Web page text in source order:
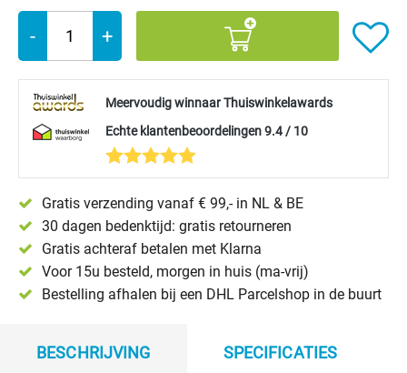
- +
Meervoudig winnaar Thuiswinkelawards
Echte klantenbeoordelingen 9.4 / 10
Gratis verzending vanaf € 99,- in NL & BE
30 dagen bedenktijd: gratis retourneren
Gratis achteraf betalen met Klarna
Voor 15u besteld, morgen in huis (ma-vrij)
Bestelling afhalen bij een DHL Parcelshop in de buurt
BESCHRIJVING SPECIFICATIES